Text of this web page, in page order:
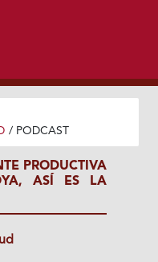
/ PODCAST
PRODUCTIVA
ASÍ ES LA